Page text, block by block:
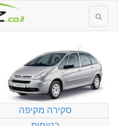
סקירה מקיפה